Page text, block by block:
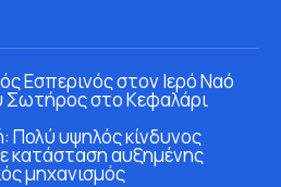
Εσπερινός στον Ιερό Ναό
στο Κεφαλάρι
Πολύ υψηλός κίνδυνος
κατάσταση αυξημένης
μηχανισμός